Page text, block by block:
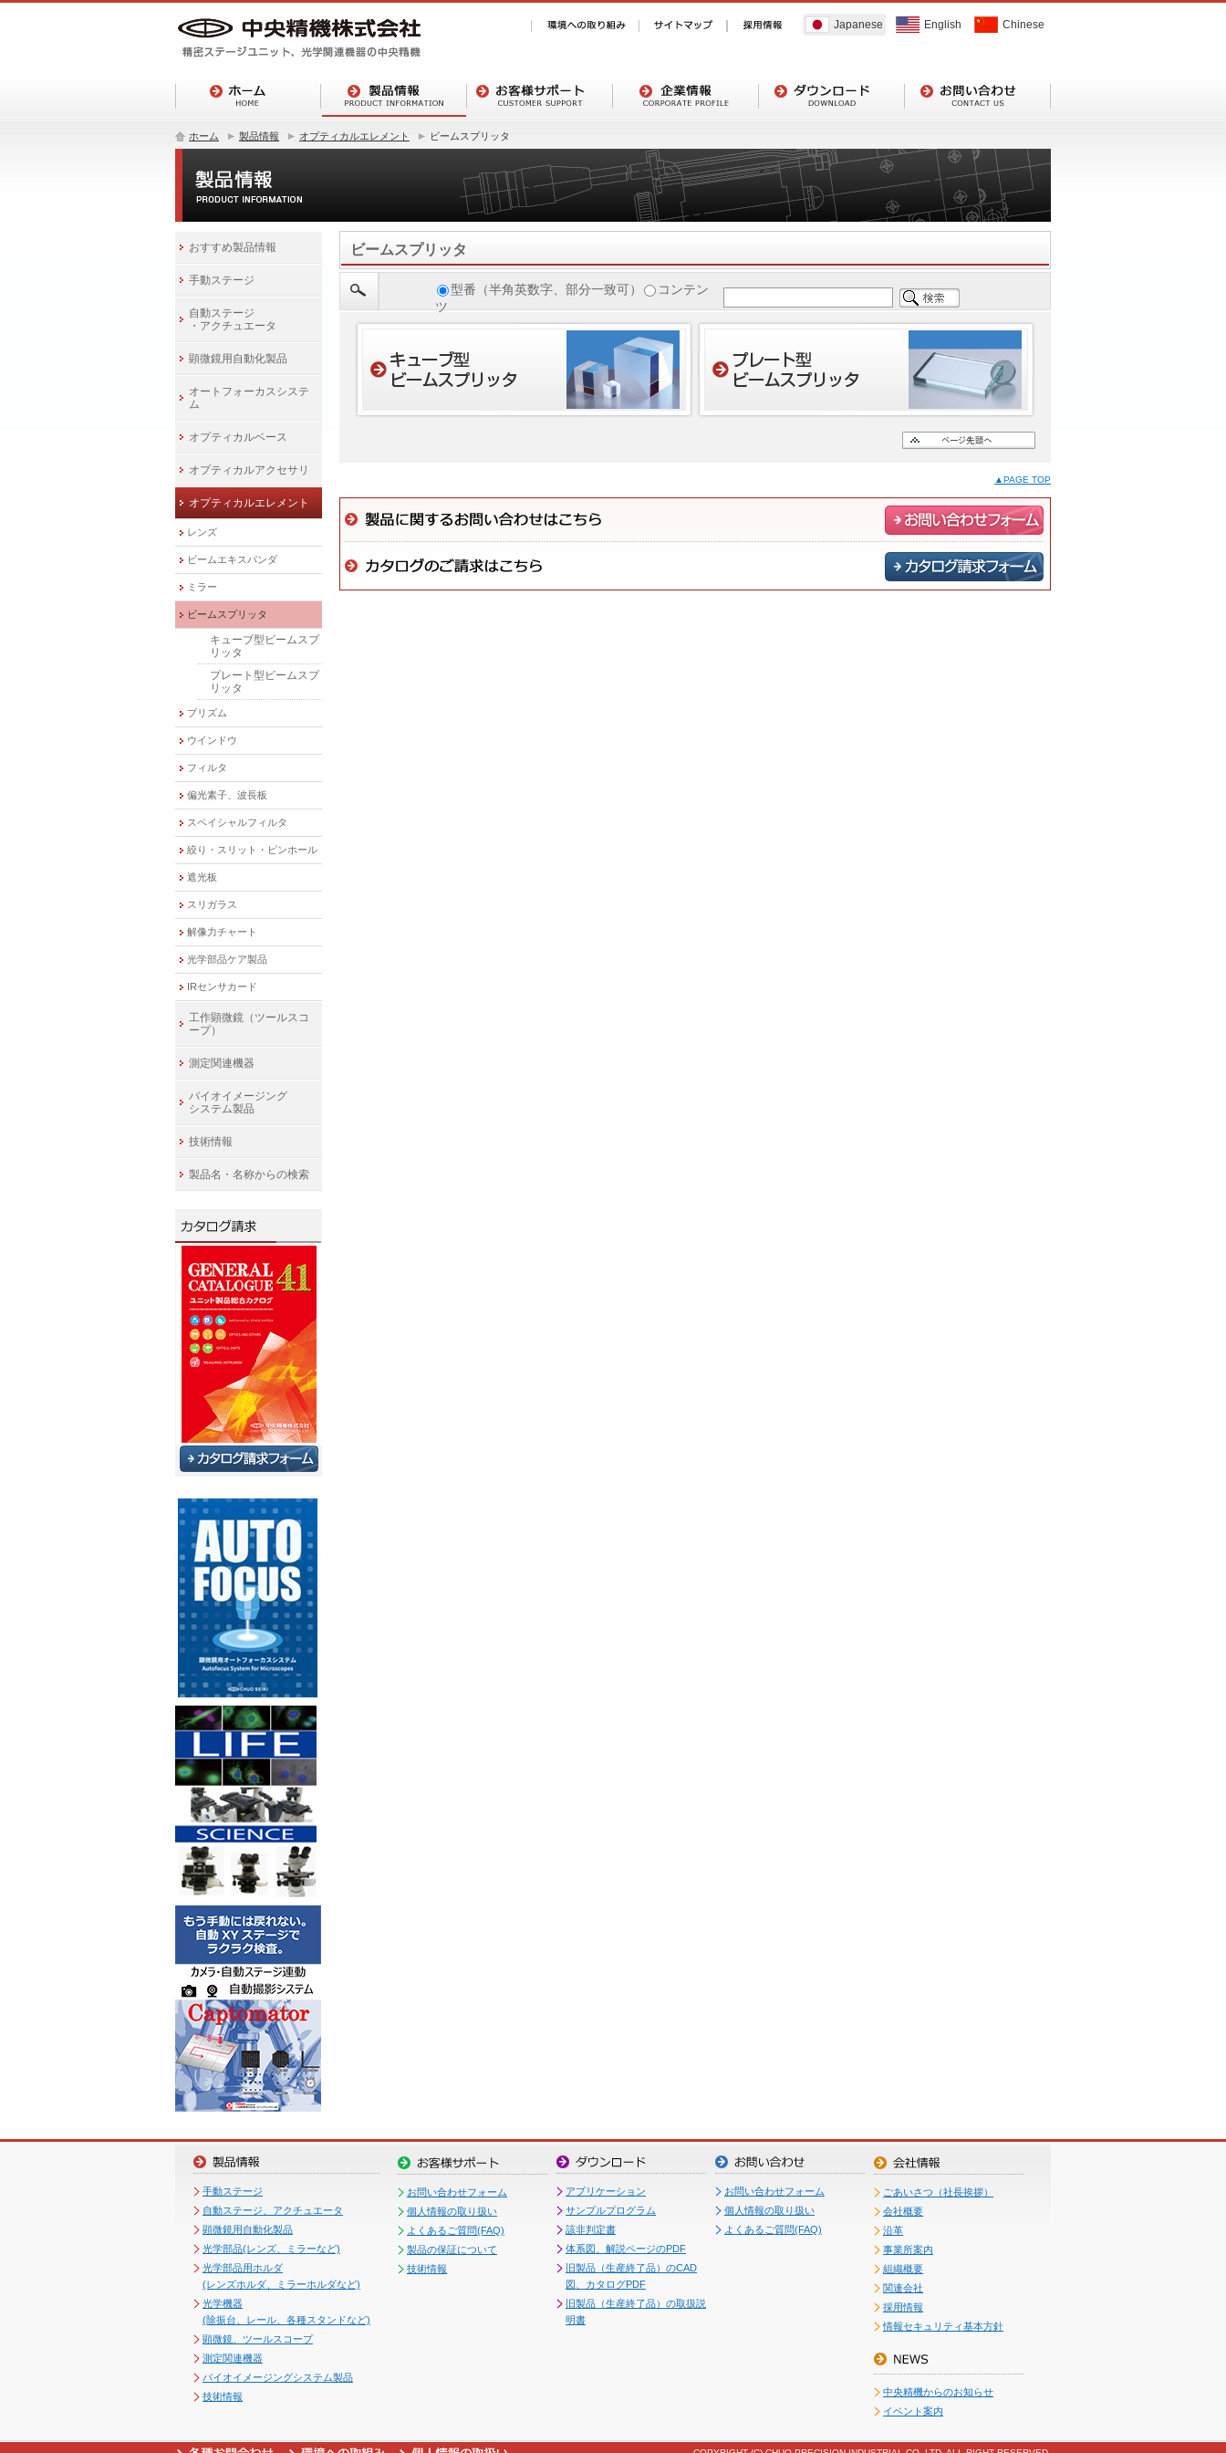
Japanese English Chinese
ホーム 製品情報 オプティカルエレメント ビームスプリッタ
ビームスプリッタ
型番（半角英数字、部分一致可）
コンテン
ツ
▲PAGE TOP
おすすめ製品情報
手動ステージ
自動ステージ
・アクチュエータ
顕微鏡用自動化製品
オートフォーカスシステ
ム
オプティカルベース
オプティカルアクセサリ
オプティカルエレメント
レンズ
ビームエキスパンダ
ミラー
ビームスプリッタ
キューブ型ビームスプ
リッタ
プレート型ビームスプ
リッタ
プリズム
ウインドウ
フィルタ
偏光素子、波長板
スペイシャルフィルタ
絞り・スリット・ピンホール
遮光板
スリガラス
解像力チャート
光学部品ケア製品
IRセンサカード
工作顕微鏡（ツールスコ
ープ）
測定関連機器
バイオイメージング
システム製品
技術情報
製品名・名称からの検索
手動ステージ
自動ステージ、アクチュエータ
顕微鏡用自動化製品
光学部品(レンズ、ミラーなど)
光学部品用ホルダ
(レンズホルダ、ミラーホルダなど)
光学機器
(除振台、レール、各種スタンドなど)
顕微鏡、ツールスコープ
測定関連機器
バイオイメージングシステム製品
技術情報
お問い合わせフォーム
個人情報の取り扱い
よくあるご質問(FAQ)
製品の保証について
技術情報
アプリケーション
サンプルプログラム
該非判定書
体系図、解説ページのPDF
旧製品（生産終了品）のCAD
図、カタログPDF
旧製品（生産終了品）の取扱説
明書
お問い合わせフォーム
個人情報の取り扱い
よくあるご質問(FAQ)
ごあいさつ（社長挨拶）
会社概要
沿革
事業所案内
組織概要
関連会社
採用情報
情報セキュリティ基本方針
中央精機からのお知らせ
イベント案内